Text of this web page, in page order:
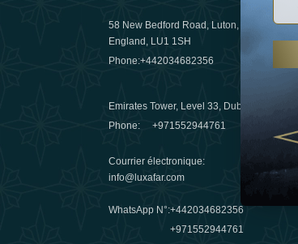
58 New Bedford Road, Luton,
England, LU1 1SH
Phone:+442034682356
Emirates Tower, Level 33, Dubai, UAE
Phone:+971552944761
Courrier électronique:
info@luxafar.com
WhatsApp N°:+442034682356
+971552944761